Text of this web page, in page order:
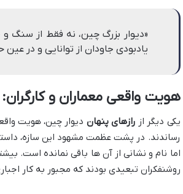
«دیوار بزرگ چین، نه فقط از سنگ
یادبودی جاودان از توانایی و در
هویت واقعی معماران و کارگران:
یکی دیگر از رازهای پنهان دیوار چین، هویت
رساندند. در پشت عظمت مشهود این سازه،
اما نام و نشانی از آن ها باقی نمانده است.
روشنفکران تبعیدی بودند که مجبور به کار